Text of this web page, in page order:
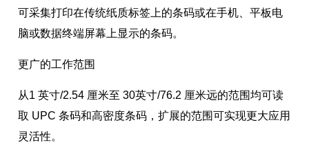
可采集打印在传统纸质标签上的条码或在手机、平板电
脑或数据终端屏幕上显示的条码。
更广的工作范围
从1 英寸/2.54 厘米至 30英寸/76.2 厘米远的范围均可读
取 UPC 条码和高密度条码，扩展的范围可实现更大应用
灵活性。